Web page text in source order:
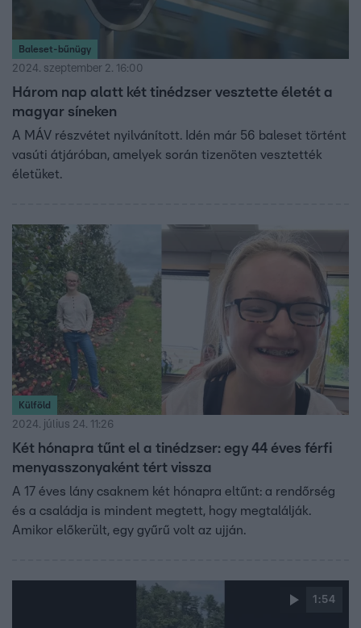
Baleset-bűnügy
2024. szeptember 2. 16:00
Három nap alatt két tinédzser vesztette életét a
magyar síneken
A MÁV részvétet nyilvánított. Idén már 56 baleset történt
vasúti átjáróban, amelyek során tizenöten vesztették
életüket.
Külföld
2024. július 24. 11:26
Két hónapra tűnt el a tinédzser: egy 44 éves férfi
menyasszonyaként tért vissza
A 17 éves lány csaknem két hónapra eltűnt: a rendőrség
és a családja is mindent megtett, hogy megtalálják.
Amikor előkerült, egy gyűrű volt az ujján.
1:54